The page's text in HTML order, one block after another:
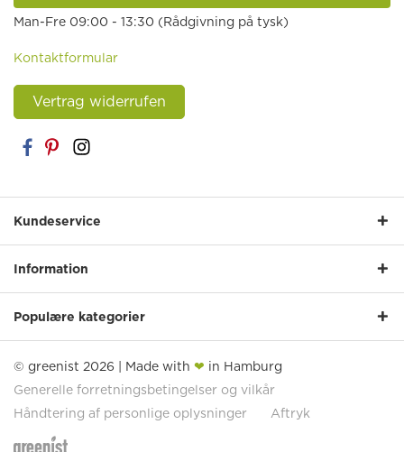
Man-Fre 09:00 - 13:30 (Rådgivning på tysk)
Kontaktformular
Vertrag widerrufen
Kundeservice
Information
Populære kategorier
© greenist 2026 | Made with ❤ in Hamburg
Generelle forretningsbetingelser og vilkår
Håndtering af personlige oplysninger
Aftryk